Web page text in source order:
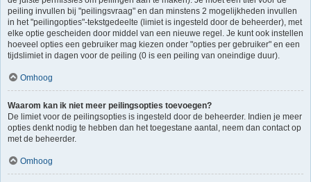
peiling invullen bij "peilingsvraag" en dan minstens 2 mogelijkheden invullen
in het "peilingopties"-tekstgedeelte (limiet is ingesteld door de beheerder), met
elke optie gescheiden door middel van een nieuwe regel. Je kunt ook instellen
hoeveel opties een gebruiker mag kiezen onder "opties per gebruiker" en een
tijdslimiet in dagen voor de peiling (0 is een peiling van oneindige duur).
Omhoog
Waarom kan ik niet meer peilingsopties toevoegen?
De limiet voor de peilingsopties is ingesteld door de beheerder. Indien je meer
opties denkt nodig te hebben dan het toegestane aantal, neem dan contact op
met de beheerder.
Omhoog